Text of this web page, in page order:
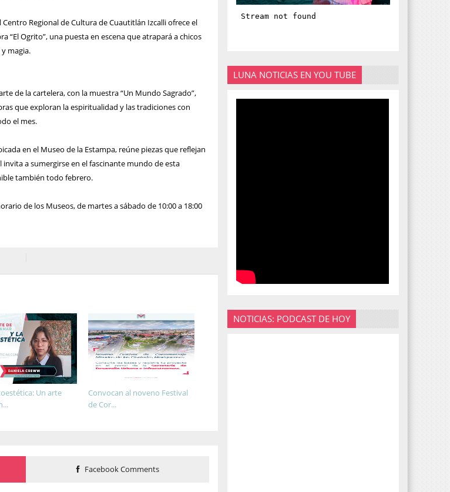
Regional de Cultura de Cuautitlán Izcalli ofrece el
“El Ogrito”, una puesta en escena que atrapará a chicos
magia.
de la cartelera, con la muestra “Un Mundo Sagrado”,
que exploran la espiritualidad y las tradiciones con
el mes.
en el Museo de la Estampa, reúne piezas que reflejan
a sumergirse en el fascinante mundo de esta
también todo febrero.
de los Museos, de martes a sábado de 10:00 a 18:00
Convocan al noveno Festival
de Cor...
Un arte
Facebook Comments
LUNA NOTICIAS EN YOU TUBE
NOTICIAS: PODCAST DE HOY